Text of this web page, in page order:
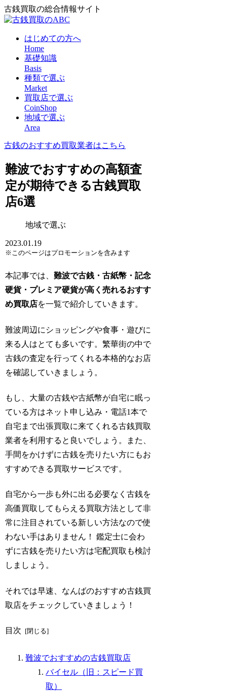
古銭買取の総合情報サイト
はじめての方へ
Home
基礎知識
Basis
種類で選ぶ
Market
買取店で選ぶ
CoinShop
地域で選ぶ
Area
古銭のおすすめ買取業者はこちら
難波でおすすめの高額査
定が期待できる古銭買取
店6選
地域で選ぶ
2023.01.19
※このページはプロモーションを含みます
本記事では、難波で古銭・古紙幣・記念
硬貨・プレミア硬貨が高く売れるおすす
め買取店を一覧で紹介していきます。
難波周辺にショッピングや食事・遊びに
来る人はとても多いです。繁華街の中で
古銭の査定を行ってくれる本格的なお店
を確認していきましょう。
もし、大量の古銭や古紙幣が自宅に眠っ
ている方はネット申し込み・電話1本で
自宅まで出張買取に来てくれる古銭買取
業者を利用すると良いでしょう。また、
手間をかけずに古銭を売りたい方にもお
すすめできる買取サービスです。
自宅から一歩も外に出る必要なく古銭を
高価買取してもらえる買取方法として非
常に注目されている新しい方法なので使
わない手はありません！ 鑑定士に会わ
ずに古銭を売りたい方は宅配買取も検討
しましょう。
それでは早速、なんばのおすすめ古銭買
取店をチェックしていきましょう！
目次
難波でおすすめの古銭買取店
バイセル（旧：スピード買
取）